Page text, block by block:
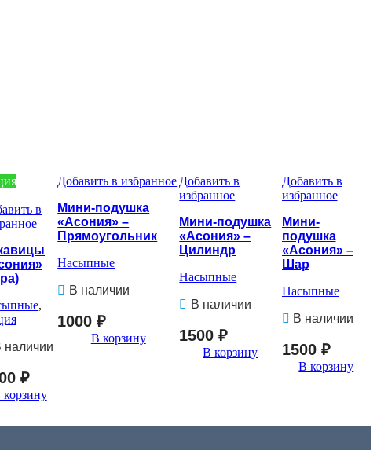
в
,
наличии
₽
Добавить в избранное
Мини-подушка
«Асония» –
Прямоугольник
Насыпные
В наличии
1000₽
В корзину
Добавить в
избранное
Мини-подушка
«Асония» –
Цилиндр
Насыпные
В наличии
1500₽
В корзину
Добавить в
избранное
Мини-
подушка
«Асония» –
Шар
Насыпные
В наличии
1500 ₽
В корзину